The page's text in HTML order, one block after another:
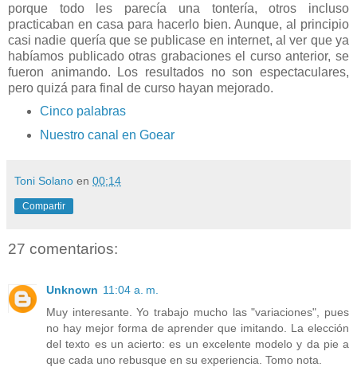
porque todo les parecía una tontería, otros incluso
practicaban en casa para hacerlo bien. Aunque, al principio
casi nadie quería que se publicase en internet, al ver que ya
habíamos publicado otras grabaciones el curso anterior, se
fueron animando. Los resultados no son espectaculares,
pero quizá para final de curso hayan mejorado.
Cinco palabras
Nuestro canal en Goear
Toni Solano en 00:14
Compartir
27 comentarios:
Unknown 11:04 a. m.
Muy interesante. Yo trabajo mucho las "variaciones", pues
no hay mejor forma de aprender que imitando. La elección
del texto es un acierto: es un excelente modelo y da pie a
que cada uno rebusque en su experiencia. Tomo nota.